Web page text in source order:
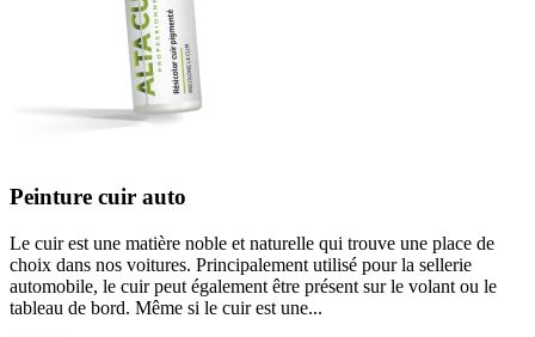
Peinture cuir auto
Le cuir est une matière noble et naturelle qui trouve une place de
choix dans nos voitures. Principalement utilisé pour la sellerie
automobile, le cuir peut également être présent sur le volant ou le
tableau de bord. Même si le cuir est une...